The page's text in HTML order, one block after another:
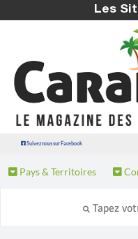
Les
Suivez nous sur Facebook
Pays & Territoires